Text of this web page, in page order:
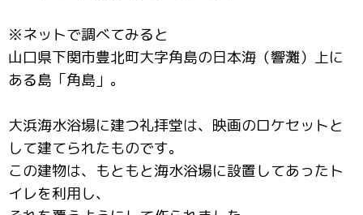
※ネットで調べてみると
山口県下関市豊北町大字角島の日本海（響灘）上に
ある島「角島」。
大浜海水浴場に建つ礼拝堂は、映画のロケセットと
して建てられたものです。
この建物は、もともと海水浴場に設置してあったト
イレを利用し、